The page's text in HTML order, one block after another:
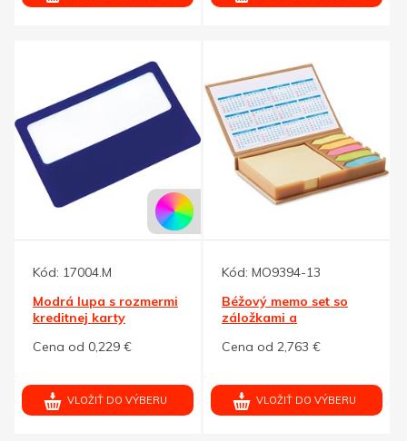
Kód: 17004.M
Modrá lupa s rozmermi
kreditnej karty
Cena od 0,229 €
VLOŽIŤ DO VÝBERU
Kód: MO9394-13
Béžový memo set so
záložkami a
Cena od 2,763 €
VLOŽIŤ DO VÝBERU